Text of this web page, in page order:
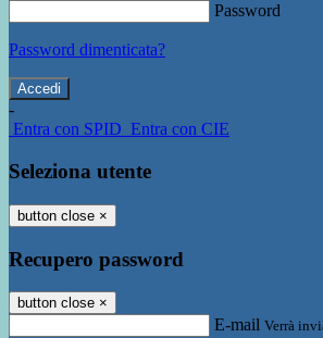
Password
Password dimenticata?
-
Entra con SPID Entra con CIE
Seleziona utente
button close ×
Recupero password
button close ×
E-mail Verrà